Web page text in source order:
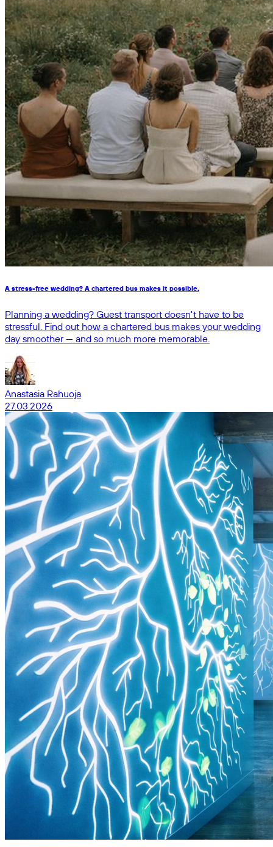
A stress-free wedding? A chartered bus makes it possible.
Planning a wedding? Guest transport doesn't have to be
stressful. Find out how a chartered bus makes your wedding
day smoother — and so much more memorable.
Anastasia Rahuoja
27.03.2026